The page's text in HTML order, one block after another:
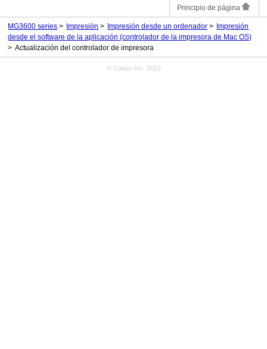
Principio de página
MG3600 series Impresión Impresión desde un ordenador
Impresión
desde el software de la aplicación (controlador de la impresora de Mac OS)
Actualización del controlador de impresora
© Canon Inc. 2015